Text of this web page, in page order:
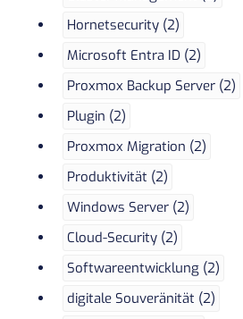
Hornetsecurity (2)
Microsoft Entra ID (2)
Proxmox Backup Server (2)
Plugin (2)
Proxmox Migration (2)
Produktivität (2)
Windows Server (2)
Cloud-Security (2)
Softwareentwicklung (2)
digitale Souveränität (2)